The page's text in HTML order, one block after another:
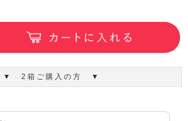
▼ 2箱ご購入の方 ▼